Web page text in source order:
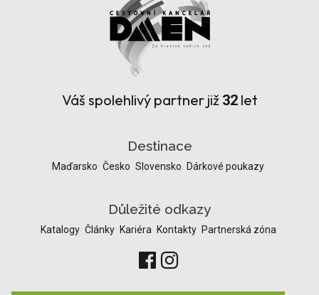
Váš spolehlivý partner již 32let
Destinace
Maďarsko Česko Slovensko Dárkové poukazy
Důležité odkazy
Katalogy Články Kariéra Kontakty Partnerská zóna